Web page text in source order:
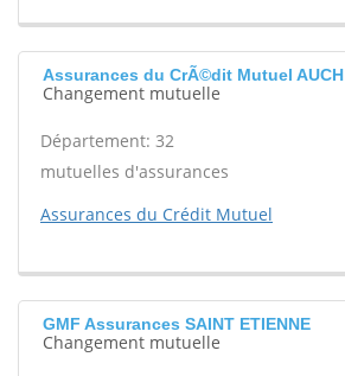
Assurances du CrÃ©dit Mutuel AUCH
Changement mutuelle
Département: 32
mutuelles d'assurances
Assurances du Crédit Mutuel
GMF Assurances SAINT ETIENNE
Changement mutuelle